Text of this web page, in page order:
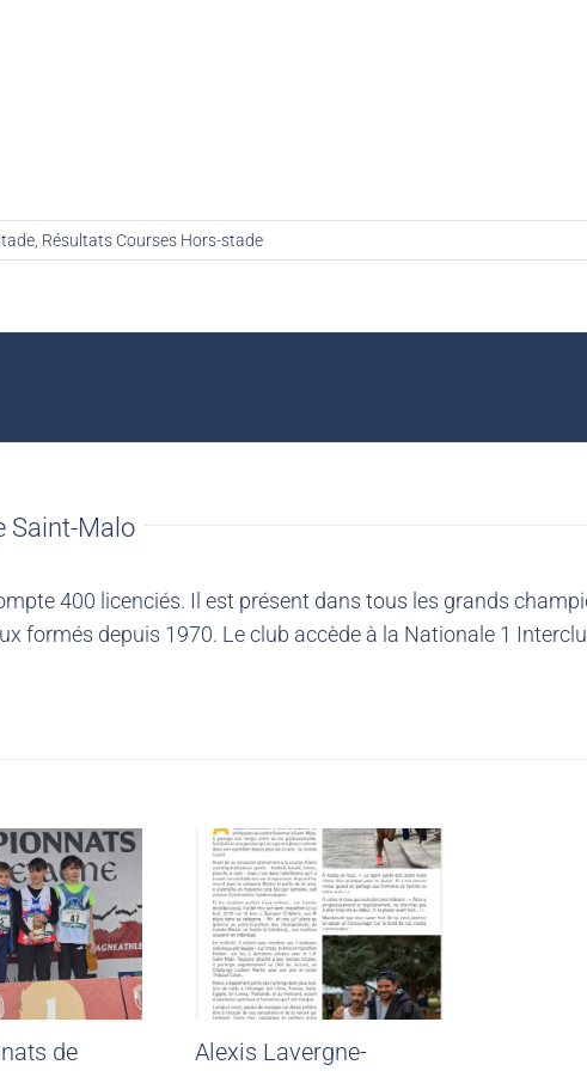
, Résultats Courses Hors-stade
Saint-Malo
400 licenciés. Il est présent dans tous les grands
formés depuis 1970. Le club accède à la Nationale 1
de
Alexis Lavergne-